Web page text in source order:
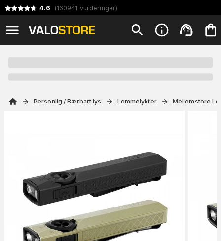
4.6 (160941 vurderinger)
Personlig / Bærbart lys Lommelykter Mellomstore